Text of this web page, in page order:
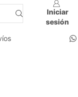
Iniciar
sesión